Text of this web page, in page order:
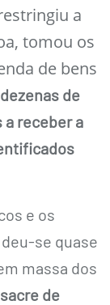
a
tomou os
de bens
dezenas de
receber a
e os
se quase
massa dos
de